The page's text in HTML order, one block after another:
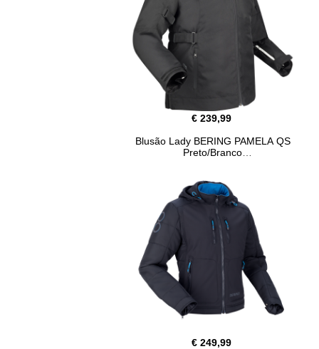
€ 239,99
Blusão Lady BERING PAMELA QS
Preto/Branco
€ 249,99